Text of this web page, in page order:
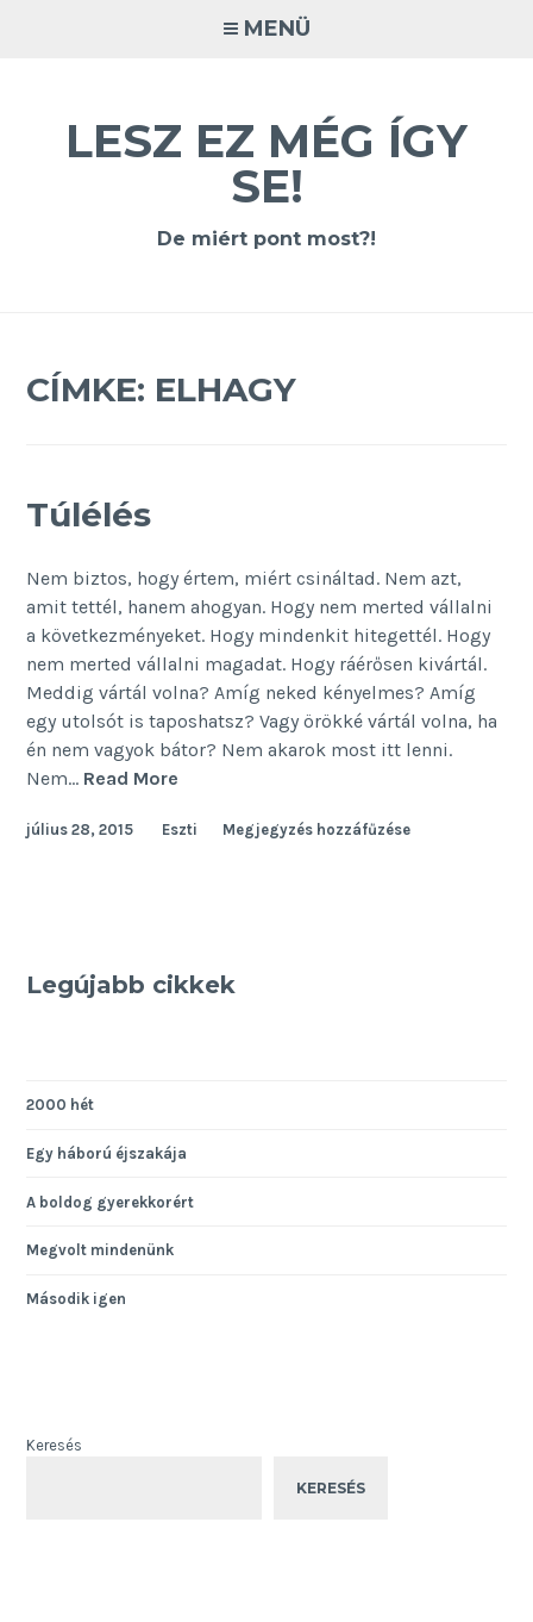
MENÜ
LESZ EZ MÉG ÍGY
SE!
De miért pont most?!
CÍMKE: ELHAGY
Túlélés
Nem biztos, hogy értem, miért csináltad. Nem azt,
amit tettél, hanem ahogyan. Hogy nem merted vállalni
a következményeket. Hogy mindenkit hitegettél. Hogy
nem merted vállalni magadat. Hogy ráérősen kivártál.
Meddig vártál volna? Amíg neked kényelmes? Amíg
egy utolsót is taposhatsz? Vagy örökké vártál volna, ha
én nem vagyok bátor? Nem akarok most itt lenni.
Nem… Read More
július 28, 2015 Eszti Megjegyzés hozzáfűzése
Legújabb cikkek
2000 hét
Egy háború éjszakája
A boldog gyerekkorért
Megvolt mindenünk
Második igen
Keresés
KERESÉS